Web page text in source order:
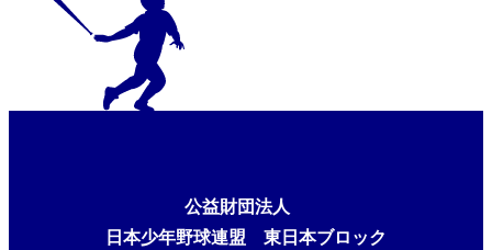
公益財団法人
日本少年野球連盟 東日本ブロック